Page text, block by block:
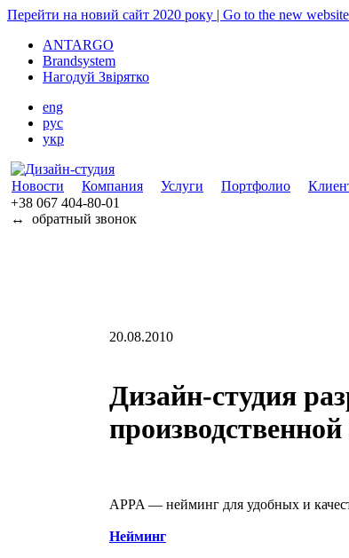
Перейти на новий сайт 2020 року | Go to the new website
ANTARGO
Brandsystem
Нагодуй Звірятко
eng
рус
укр
Новости Компания Услуги Портфолио
+38 067 404-80-01
↔
обратный звонок
20.08.2010
Дизайн-студия
APPA — нейминг для удобных и
Нейминг